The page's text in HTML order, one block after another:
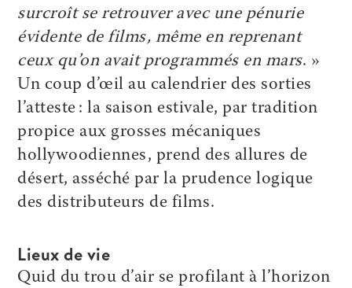
surcroît se retrouver avec une pénurie
évidente de films, même en reprenant
ceux qu’on avait programmés en mars. »
Un coup d’œil au calendrier des sorties
l’atteste : la saison estivale, par tradition
propice aux grosses mécaniques
hollywoodiennes, prend des allures de
désert, asséché par la prudence logique
des distributeurs de films.
Lieux de vie
Quid du trou d’air se profilant à l’horizon